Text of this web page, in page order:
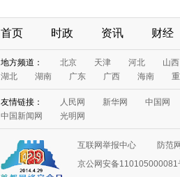
首页 时政 资讯 财经
地方频道： 北京 天津 河北
山西
湖北
湖南 广东 广西 海南
友情链接： 人民网 新华网
中国网
中国新闻网
光明网
互联网举报中心
防范
京公网安备110105000081